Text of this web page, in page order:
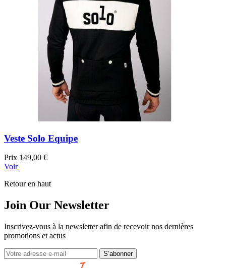
Veste Solo Equipe
Prix 149,00 €
Voir
Retour en haut
Join Our Newsletter
Inscrivez-vous à la newsletter afin de recevoir nos dernières
promotions et actus